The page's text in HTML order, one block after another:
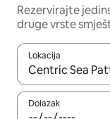
Rezervirajte
druge vrste
Lokacija
Kada budu
Dolazak